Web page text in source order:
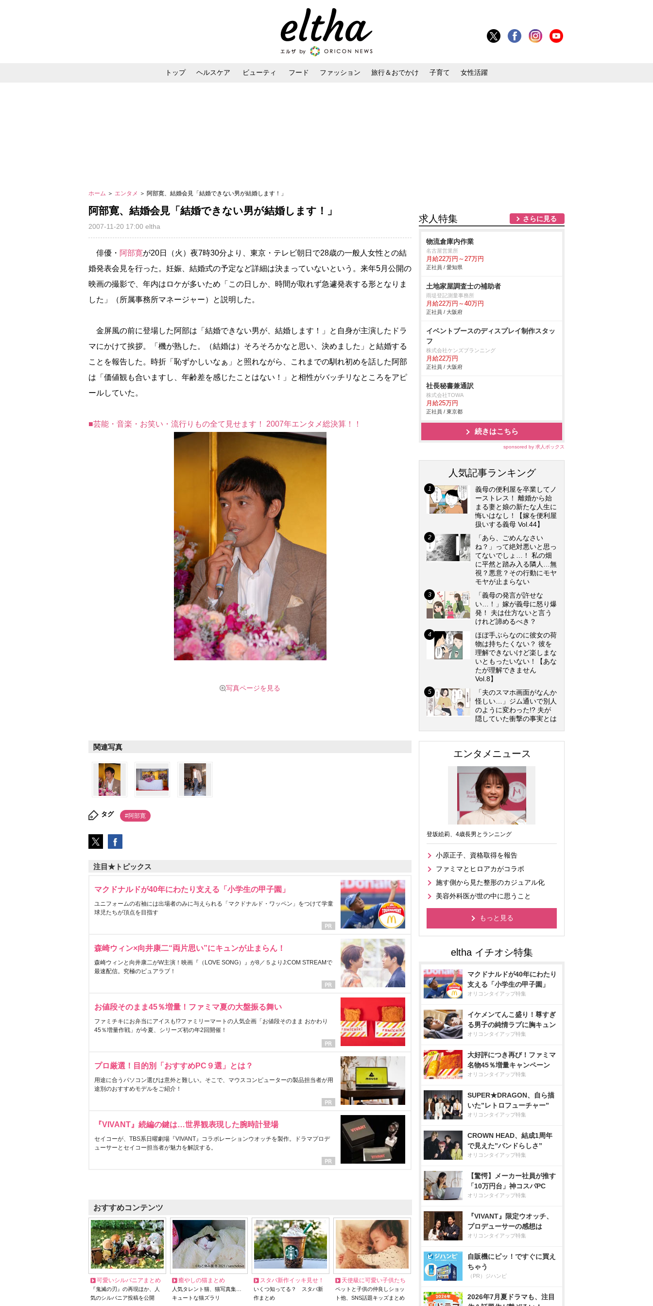
トップ ヘルスケア ビューティ フード ファッション 旅行＆おでかけ 子育て 女性活躍
ホーム ＞ エンタメ ＞ 阿部寛、結婚会見「結婚できない男が結婚します！」
阿部寛、結婚会見「結婚できない男が結婚します！」
2007-11-20 17:00 eltha
俳優・ 阿部寛が20日（火）夜7時30分より、東京・テレビ朝日で28歳の一般人女性との結
婚発表会見を行った。妊娠、結婚式の予定など詳細は決まっていないという。来年5月公開の
映画の撮影で、年内はロケが多いため「この日しか、時間が取れず急遽発表する形となりま
した」（所属事務所マネージャー）と説明した。
金屏風の前に登場した阿部は「結婚できない男が、結婚します！」と自身が主演したドラ
マにかけて挨拶。「機が熟した。（結婚は）そろそろかなと思い、決めました」と結婚する
ことを報告した。時折「恥ずかしいなぁ」と照れながら、これまでの馴れ初めを話した阿部
は「価値観も合いますし、年齢差を感じたことはない！」と相性がバッチリなところをアピ
ールしていた。
■芸能・音楽・お笑い・流行りもの全て見せます！ 2007年エンタメ総決算！！
写真ページを見る
関連写真
タグ #阿部寛
注目★トピックス
マクドナルドが40年にわたり支える「小学生の甲子園」
ユニフォームの右袖には出場者のみに与えられる「マクドナルド・ワッペン」をつけて学童
球児たちが頂点を目指す
森崎ウィン×向井康二“両片思い”にキュンが止まらん！
森崎ウィンと向井康二がW主演！映画『（LOVE SONG）』が8／５よりJ:COM STREAMで
最速配信。究極のピュアラブ！
お値段そのまま45％増量！ファミマ夏の大盤振る舞い
ファミチキにお弁当にアイスも!?ファミリーマートの人気企画「お値段そのまま おかわり
45％増量作戦」が今夏、シリーズ初の年2回開催！
プロ厳選！目的別「おすすめPC９選」とは？
用途に合うパソコン選びは意外と難しい。そこで、マウスコンピューターの製品担当者が用
途別のおすすめモデルをご紹介！
『VIVANT』続編の鍵は…世界観表現した腕時計登場
セイコーが、TBS系日曜劇場『VIVANT』コラボレーションウオッチを製作。ドラマプロデ
ューサーとセイコー担当者が魅力を解説する。
おすすめコンテンツ
可愛いシルバニアまとめ
『鬼滅の刃』の再現ほか、人
気のシルバニア投稿を公開
癒やしの猫まとめ
人気タレント猫、猫写真集…
キュートな猫ズラリ
スタバ新作イッキ見せ！
いくつ知ってる？ スタバ新
作まとめ
天使級に可愛い子供たち
ペットと子供の仲良しショッ
ト他、SNS話題キッズまとめ
求人特集 さらに見る
物流倉庫内作業
名古屋営業所
月給22万円～27万円
正社員 / 愛知県
土地家屋調査士の補助者
雨堤登記測量事務所
月給22万円～40万円
正社員 / 大阪府
イベントブースのディスプレイ制作スタッ
フ
株式会社ケンズプランニング
月給22万円
正社員 / 大阪府
社長秘書兼通訳
株式会社TOWA
月給25万円
正社員 / 東京都
続きはこちら
sponsored by 求人ボックス
人気記事ランキング
義母の便利屋を卒業してノ
ーストレス！ 離婚から始
まる妻と娘の新たな人生に
悔いはなし！【嫁を便利屋
扱いする義母 Vol.44】
「あら、ごめんなさい
ね？」って絶対悪いと思っ
てないでしょ…！ 私の畑
に平然と踏み入る隣人…無
視？悪意？その行動にモヤ
モヤが止まらない
「義母の発言が許せな
い…！」嫁が義母に怒り爆
発！ 夫は仕方ないと言う
けれど諦めるべき？
ほぼ手ぶらなのに彼女の荷
物は持ちたくない？ 彼を
理解できないけど楽しまな
いともったいない！【あな
たが理解できません
Vol.8】
「夫のスマホ画面がなんか
怪しい…」ジム通いで別人
のように変わった!? 夫が
隠していた衝撃の事実とは
エンタメニュース
登坂絵莉、4歳長男とランニング
小原正子、資格取得を報告
ファミマとヒロアカがコラボ
施す側から見た整形のカジュアル化
美容外科医が世の中に思うこと
もっと見る
マクドナルドが40年にわたり
支える「小学生の甲子園」
オリコンタイアップ特集
イケメンてんこ盛り！尊すぎ
る男子の純情ラブに胸キュン
オリコンタイアップ特集
大好評につき再び！ファミマ
名物45％増量キャンペーン
オリコンタイアップ特集
SUPER★DRAGON、自ら描
いた”レトロフューチャー”
オリコンタイアップ特集
CROWN HEAD、結成1周年
で見えた”バンドらしさ”
オリコンタイアップ特集
【驚愕】メーカー社員が推す
「10万円台」神コスパPC
オリコンタイアップ特集
『VIVANT』限定ウオッチ、
プロデューサーの感想は
オリコンタイアップ特集
自販機にピッ！ですぐに買え
ちゃう
（PR）ジハンピ
2026年7月夏ドラマも、注目